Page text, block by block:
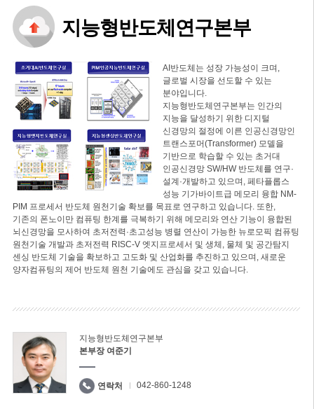
지능형반도체연구본부
AI반도체는 성장 가능성이 크며,
글로벌 시장을 선도할 수 있는
분야입니다.
지능형반도체연구본부는 인간의
지능을 달성하기 위한 디지털
신경망의 절정에 이른 인공신경망인
트랜스포머(Transformer) 모델을
기반으로 학습할 수 있는 초거대
인공신경망 SW/HW 반도체를 연구·
설계·개발하고 있으며, 페타플롭스
성능 기가바이트급 메모리 융합 NM-
PIM 프로세서 반도체 원천기술 확보를 목표로 연구하고 있습니다. 또한,
기존의 폰노이만 컴퓨팅 한계를 극복하기 위해 메모리와 연산 기능이 융합된
뇌신경망을 모사하여 초저전력·초고성능 병렬 연산이 가능한 뉴로모픽 컴퓨팅
원천기술 개발과 초저전력 RISC-V 엣지프로세서 및 생체, 물체 및 공간탐지
센싱 반도체 기술을 확보하고 고도화 및 산업화를 추진하고 있으며, 새로운
양자컴퓨팅의 제어 반도체 원천 기술에도 관심을 갖고 있습니다.
지능형반도체연구본부
본부장 여준기
연락처 042-860-1248